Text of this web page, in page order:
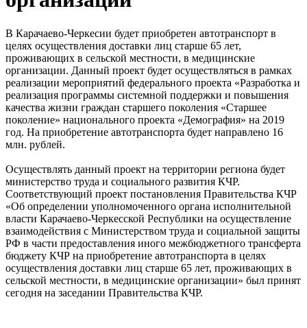
В Карачаево-Черкесии будет приобретен автотранспорт в
целях осуществления доставки лиц старше 65 лет,
проживающих в сельской местности, в медицинские
организации. Данный проект будет осуществляться в рамках
реализации мероприятий федерального проекта «Разработка и
реализация программы системной поддержки и повышения
качества жизни граждан старшего поколения «Старшее
поколение» национального проекта «Демография» на 2019
год. На приобретение автотранспорта будет направлено 16
млн. рублей.
Осуществлять данный проект на территории региона будет
министерство труда и социального развития КЧР.
Соответствующий проект постановления Правительства КЧР
«Об определении уполномоченного органа исполнительной
власти Карачаево-Черкесской Республики на осуществление
взаимодействия с Министерством труда и социальной защиты
РФ в части предоставления иного межбюджетного трансферта
бюджету КЧР на приобретение автотранспорта в целях
осуществления доставки лиц старше 65 лет, проживающих в
сельской местности, в медицинские организации» был принят
сегодня на заседании Правительства КЧР.